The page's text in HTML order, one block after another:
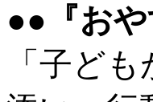
●●『お
「子ど